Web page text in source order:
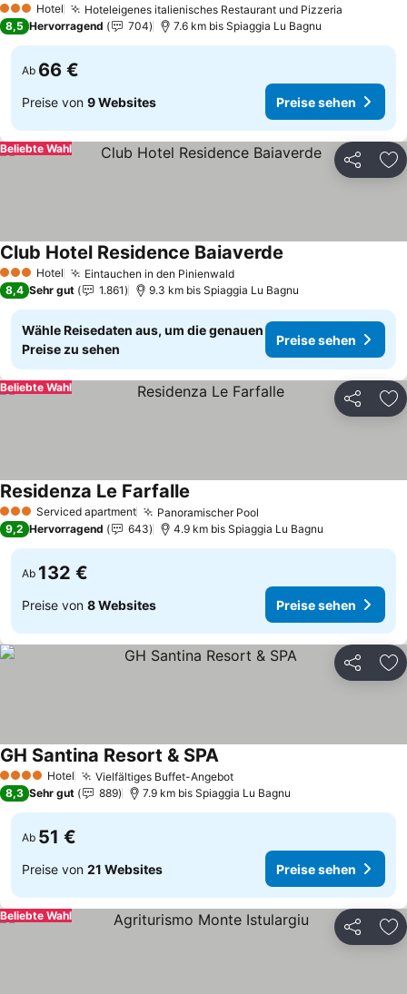
3 SterneHotel Hoteleigenes italienisches Restaurant und Pizzeria
8,5 Hervorragend 704 7.6 km bis Spiaggia Lu Bagnu
Ab 66 €
Preise von 9 Websites Preise sehen
Teilen
Beliebte Wahl
3 SterneHotel Eintauchen in den Pinienwald
Club Hotel Residence Baiaverde
8,4 Sehr gut 1.861 9.3 km bis Spiaggia Lu Bagnu
Wähle Reisedaten aus, um die genauen
Preise zu sehen
Preise sehen
Teilen
Beliebte Wahl
3 SterneServiced apartment Panoramischer Pool
Residenza Le Farfalle
9,2 Hervorragend 643 4.9 km bis Spiaggia Lu Bagnu
Ab 132 €
Preise von 8 Websites Preise sehen
Teilen
4 Sterne Hotel Vielfältiges Buffet-Angebot
GH Santina Resort & SPA
8,3 Sehr gut 889 7.9 km bis Spiaggia Lu Bagnu
Ab 51 €
Preise von 21 Websites Preise sehen
Teilen
Beliebte Wahl